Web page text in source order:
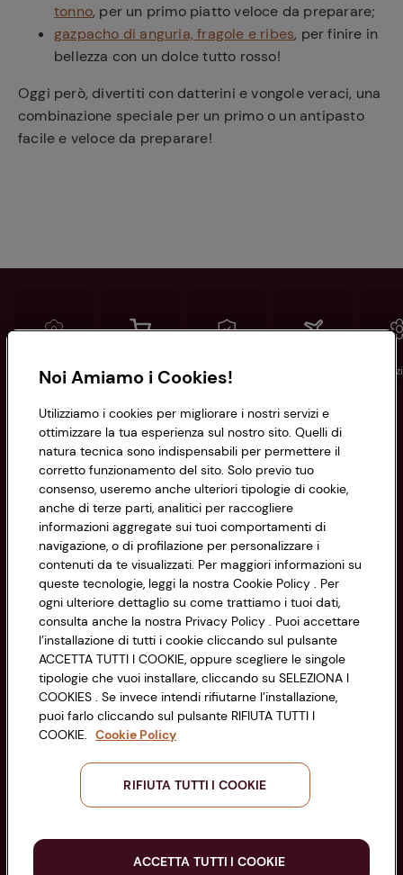
tonno, per un primo piatto veloce da preparare;
gazpacho di anguria, fragole e ribes, per finire in
bellezza con un dolce tutto rosso!
Oggi però, divertiti con datterini e vongole veraci, una
combinazione speciale per un primo o un antipasto
facile e veloce da preparare!
Conad Spesa online Assicurazioni
Informazioni
Privacy Policy
Cookie Policy
Impostazioni Cookie
Accessibilità
CONAD SOCIETÀ COOPERATIVA
Via Michelino, 59 | 40127 BOLOGNA
Codice Fiscale e Registro Imprese
di Bologna 00865960157
PARTITA IVA 03320960374
Servizio clienti
Noi Amiamo i Cookies!
Utilizziamo i cookies per migliorare i nostri servizi e
ottimizzare la tua esperienza sul nostro sito. Quelli di
natura tecnica sono indispensabili per permettere il
corretto funzionamento del sito. Solo previo tuo
consenso, useremo anche ulteriori tipologie di cookie,
anche di terze parti, analitici per raccogliere
informazioni aggregate sui tuoi comportamenti di
navigazione, o di profilazione per personalizzare i
contenuti da te visualizzati. Per maggiori informazioni su
queste tecnologie, leggi la nostra Cookie Policy . Per
ogni ulteriore dettaglio su come trattiamo i tuoi dati,
consulta anche la nostra Privacy Policy . Puoi accettare
l’installazione di tutti i cookie cliccando sul pulsante
ACCETTA TUTTI I COOKIE, oppure scegliere le singole
tipologie che vuoi installare, cliccando su SELEZIONA I
COOKIES . Se invece intendi rifiutarne l’installazione,
puoi farlo cliccando sul pulsante RIFIUTA TUTTI I
COOKIE. Cookie Policy
RIFIUTA TUTTI I COOKIE
ACCETTA TUTTI I COOKIE